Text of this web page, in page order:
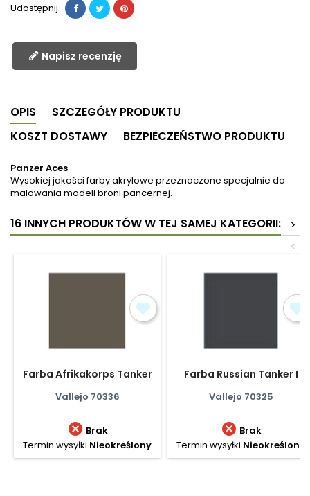
Udostępnij
Napisz recenzję
OPIS
SZCZEGÓŁY PRODUKTU
KOSZT DOSTAWY
BEZPIECZEŃSTWO PRODUKTU
Panzer Aces
Wysokiej jakości farby akrylowe przeznaczone specjalnie do
malowania modeli broni pancernej.
16 INNYCH PRODUKTÓW W TEJ SAMEJ KATEGORII:
>
<
Farba Afrikakorps Tanker
Vallejo 70336
 Brak
Termin wysyłki Nieokreślony
Farba Russian Tanker I
Vallejo 70325
 Brak
Termin wysyłki Nieokreślony